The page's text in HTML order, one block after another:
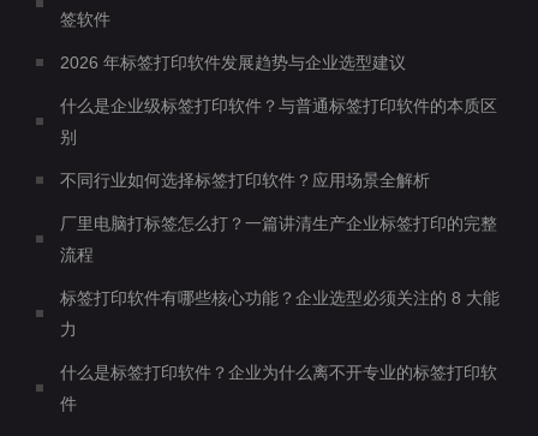
签软件
2026 年标签打印软件发展趋势与企业选型建议
什么是企业级标签打印软件？与普通标签打印软件的本质区
别
不同行业如何选择标签打印软件？应用场景全解析
厂里电脑打标签怎么打？一篇讲清生产企业标签打印的完整
流程
标签打印软件有哪些核心功能？企业选型必须关注的 8 大能
力
什么是标签打印软件？企业为什么离不开专业的标签打印软
件